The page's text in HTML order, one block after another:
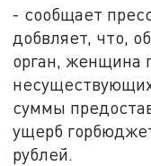
- сообщает
добвляет, что,
орган, женщина
суммы
ущерб
рублей.